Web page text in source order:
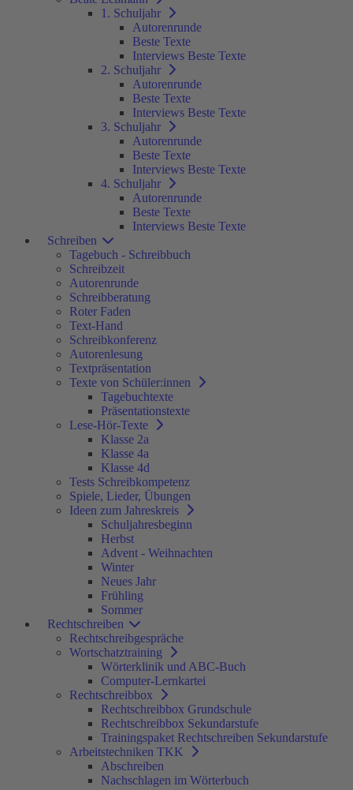
1. Schuljahr
Autorenrunde
Beste Texte
Interviews Beste Texte
2. Schuljahr
Autorenrunde
Beste Texte
Interviews Beste Texte
3. Schuljahr
Autorenrunde
Beste Texte
Interviews Beste Texte
4. Schuljahr
Autorenrunde
Beste Texte
Interviews Beste Texte
Schreiben
Tagebuch - Schreibbuch
Schreibzeit
Autorenrunde
Schreibberatung
Roter Faden
Text-Hand
Schreibkonferenz
Autorenlesung
Textpräsentation
Texte von Schüler:innen
Tagebuchtexte
Präsentationstexte
Lese-Hör-Texte
Klasse 2a
Klasse 4a
Klasse 4d
Tests Schreibkompetenz
Spiele, Lieder, Übungen
Ideen zum Jahreskreis
Schuljahresbeginn
Herbst
Advent - Weihnachten
Winter
Neues Jahr
Frühling
Sommer
Rechtschreiben
Rechtschreibgespräche
Wortschatztraining
Wörterklinik und ABC-Buch
Computer-Lernkartei
Rechtschreibbox
Rechtschreibbox Grundschule
Rechtschreibbox Sekundarstufe
Trainingspaket Rechtschreiben Sekundarstufe
Arbeitstechniken TKK
Abschreiben
Nachschlagen im Wörterbuch